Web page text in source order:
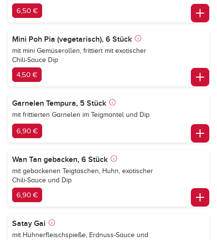
6,50 €
Mini Poh Pia (vegetarisch), 6 Stück
mit mini Gemüserollen, frittiert mit exotischer
Chili-Sauce Dip
4,50 €
Garnelen Tempura, 5 Stück
mit frittierten Garnelen im Teigmantel und Dip
6,90 €
Wan Tan gebacken, 6 Stück
mit gebackenen Teigtaschen, Huhn, exotischer
Chili-Sauce und Dip
6,90 €
Satay Gai
mit Hühnerfleischspieße, Erdnuss-Sauce und